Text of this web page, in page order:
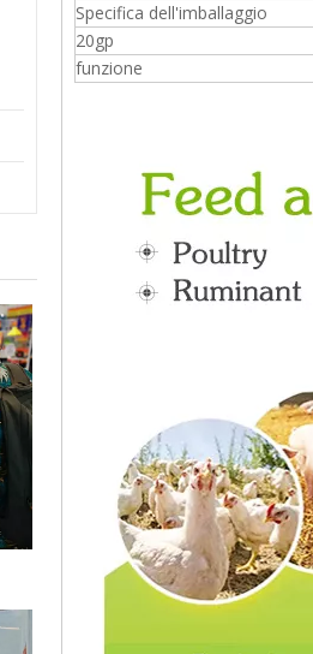
Specifica dell'imballaggio
20gp
funzione